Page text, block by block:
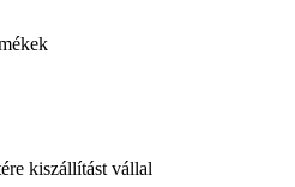
kiszállítást vállal